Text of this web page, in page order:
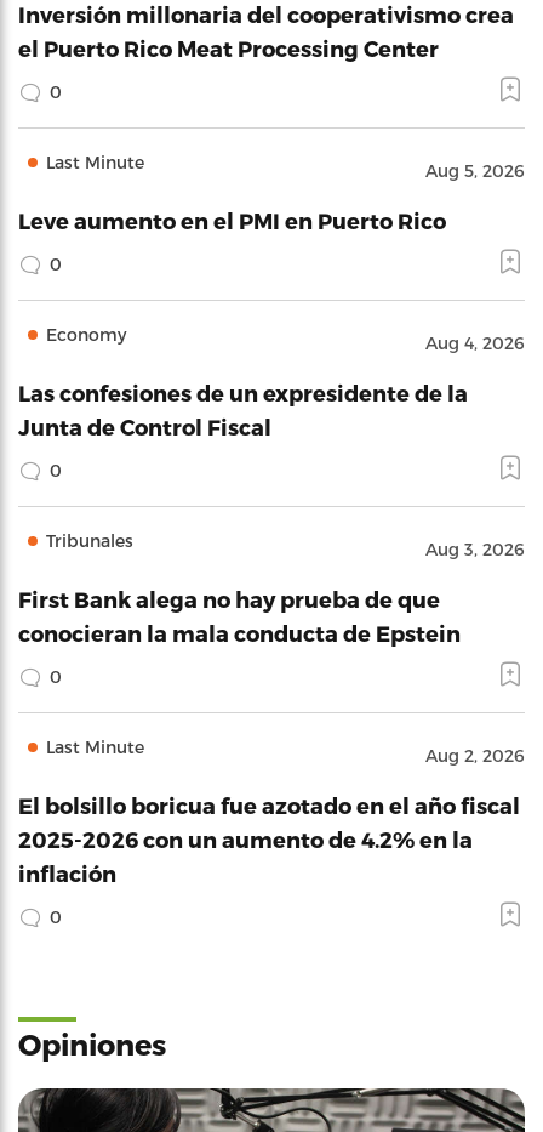
Inversión millonaria del cooperativismo crea
el Puerto Rico Meat Processing Center
0
Last Minute Aug 5, 2026
Leve aumento en el PMI en Puerto Rico
0
Economy Aug 4, 2026
Las confesiones de un expresidente de la
Junta de Control Fiscal
0
Tribunales Aug 3, 2026
First Bank alega no hay prueba de que
conocieran la mala conducta de Epstein
0
Last Minute Aug 2, 2026
El bolsillo boricua fue azotado en el año fiscal
2025-2026 con un aumento de 4.2% en la
inflación
0
Opiniones